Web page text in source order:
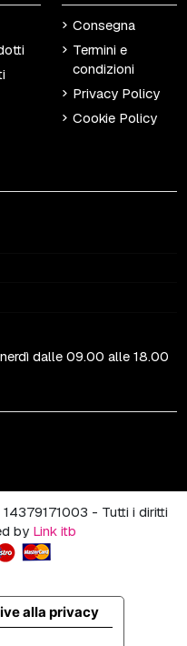
Consegna
Termini e
condizioni
Privacy Policy
Cookie Policy
dalle 09.00 alle 18.00
- Tutti i diritti
by Link itb
alla privacy